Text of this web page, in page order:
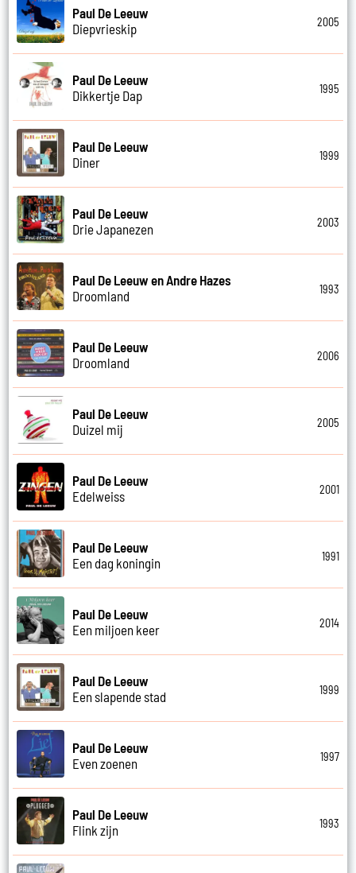
Paul De Leeuw
Diepvrieskip
2005
Paul De Leeuw
Dikkertje Dap
1995
Paul De Leeuw
Diner
1999
Paul De Leeuw
Drie Japanezen
2003
Paul De Leeuw en Andre Hazes
Droomland
1993
Paul De Leeuw
Droomland
2006
Paul De Leeuw
Duizel mij
2005
Paul De Leeuw
Edelweiss
2001
Paul De Leeuw
Een dag koningin
1991
Paul De Leeuw
Een miljoen keer
2014
Paul De Leeuw
Een slapende stad
1999
Paul De Leeuw
Even zoenen
1997
Paul De Leeuw
Flink zijn
1993